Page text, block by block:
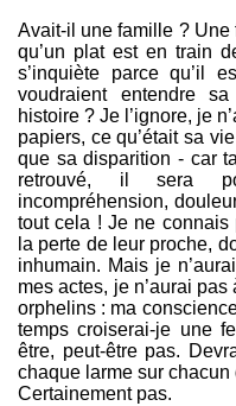
Avait-il une famille ? Une
qu’un plat est en train
s’inquiète parce qu’il
voudraient entendre
histoire ? Je l’ignore, je
papiers, ce qu’était sa
que sa disparition - car
retrouvé, il sera
incompréhension,
tout cela ! Je ne connais
la perte de leur proche,
inhumain. Mais je
mes actes, je n’aurai
orphelins : ma
temps croiserai-je une
être, peut-être pas.
chaque larme sur
Certainement pas.